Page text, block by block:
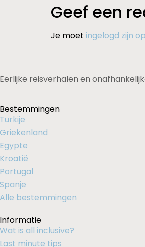
Geef een
Je moet ingelogd zijn op
Eerlijke reisverhalen en
Bestemmingen
Turkije
Griekenland
Egypte
Kroatië
Portugal
Spanje
Alle bestemmingen
Informatie
Wat is all inclusive?
Last minute tips